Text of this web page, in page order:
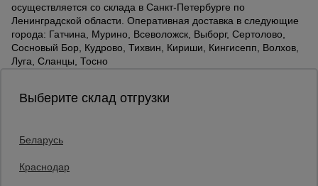
осуществляется со склада в Санкт-Петербурге по
Ленинградской области. Оперативная доставка в следующие
города: Гатчина, Мурино, Всеволожск, Выборг, Сертолово,
Сосновый Бор, Кудрово, Тихвин, Кириши, Кингисепп, Волхов,
Луга, Сланцы, Тосно
Выберите склад отгрузки
Беларусь
Краснодар
О компании